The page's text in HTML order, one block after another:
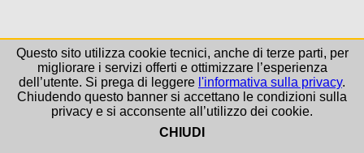
Questo sito utilizza cookie tecnici, anche di terze parti, per
migliorare i servizi offerti e ottimizzare l’esperienza
dell’utente. Si prega di leggere l'informativa sulla privacy.
Chiudendo questo banner si accettano le condizioni sulla
privacy e si acconsente all’utilizzo dei cookie.
CHIUDI